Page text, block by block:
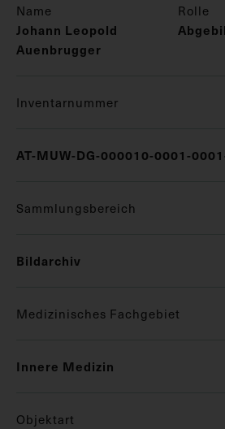
Name Rolle
Johann Leopold
Auenbrugger
Inventarnummer
AT-MUW-DG-000010-0001-
Sammlungsbereich
Bildarchiv
Medizinisches Fachgebiet
Innere Medizin
Objektart